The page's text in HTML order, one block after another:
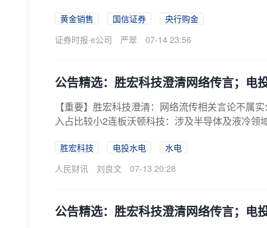
黄金销售 国信证券
央行购金
证券时报·e公司
严翠 07-14 23:56
公告精选：胜宏科技澄清网络传言；电
【重要】胜宏科技澄清：网络流传相关言论不属
入占比较小2连板沃顿科技：涉及半导体及液冷
胜宏科技 电投水电
水电
人民财讯
刘良文 07-13 20:28
公告精选：胜宏科技澄清网络传言；电